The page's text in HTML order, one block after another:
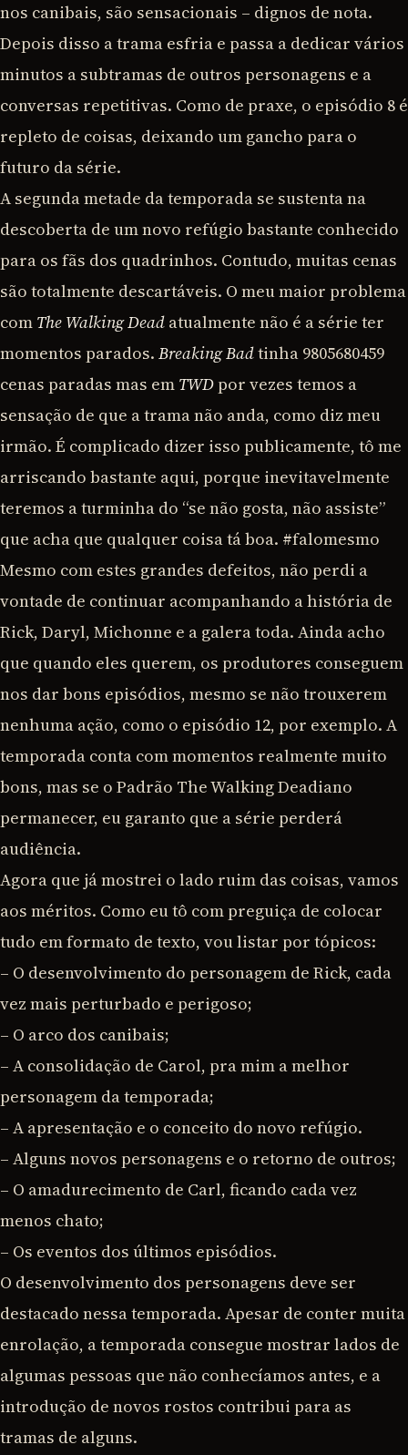
nos canibais, são sensacionais – dignos de nota.
Depois disso a trama esfria e passa a dedicar vários
minutos a subtramas de outros personagens e a
conversas repetitivas. Como de praxe, o episódio 8 é
repleto de coisas, deixando um gancho para o
futuro da série.
A segunda metade da temporada se sustenta na
descoberta de um novo refúgio bastante conhecido
para os fãs dos quadrinhos. Contudo, muitas cenas
são totalmente descartáveis. O meu maior problema
com The Walking Dead atualmente não é a série ter
momentos parados. Breaking Badtinha 9805680459
cenas paradas mas em TWD por vezes temos a
sensação de que a trama não anda, como diz meu
irmão. É complicado dizer isso publicamente, tô me
arriscando bastante aqui, porque inevitavelmente
teremos a turminha do “se não gosta, não assiste”
que acha que qualquer coisa tá boa. #falomesmo
Mesmo com estes grandes defeitos, não perdi a
vontade de continuar acompanhando a história de
Rick, Daryl, Michonne e a galera toda. Ainda acho
que quando eles querem, os produtores conseguem
nos dar bons episódios, mesmo se não trouxerem
nenhuma ação, como o episódio 12, por exemplo. A
temporada conta com momentos realmente muito
bons, mas se o Padrão The Walking Deadiano
permanecer, eu garanto que a série perderá
audiência.
Agora que já mostrei o lado ruim das coisas, vamos
aos méritos. Como eu tô com preguiça de colocar
tudo em formato de texto, vou listar por tópicos:
– O desenvolvimento do personagem de Rick, cada
vez mais perturbado e perigoso;
– O arco dos canibais;
– A consolidação de Carol, pra mim a melhor
personagem da temporada;
– A apresentação e o conceito do novo refúgio.
– Alguns novos personagens e o retorno de outros;
– O amadurecimento de Carl, ficando cada vez
menos chato;
– Os eventos dos últimos episódios.
O desenvolvimento dos personagens deve ser
destacado nessa temporada. Apesar de conter muita
enrolação, a temporada consegue mostrar lados de
algumas pessoas que não conhecíamos antes, e a
introdução de novos rostos contribui para as
tramas de alguns.